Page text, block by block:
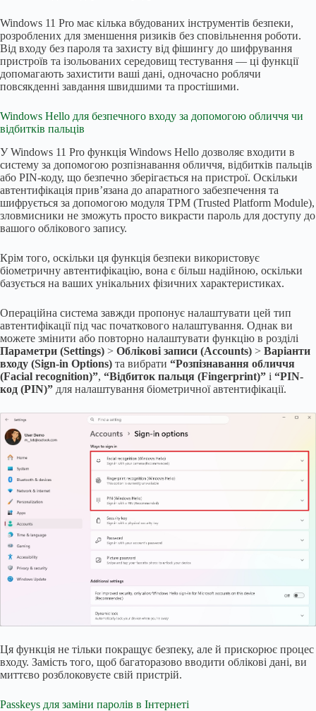
Windows 11 Pro має кілька вбудованих інструментів безпеки,
розроблених для зменшення ризиків без сповільнення роботи.
Від входу без пароля та захисту від фішингу до шифрування
пристроїв та ізольованих середовищ тестування — ці функції
допомагають захистити ваші дані, одночасно роблячи
повсякденні завдання швидшими та простішими.
Windows Hello для безпечного входу за допомогою обличчя чи
відбитків пальців
У Windows 11 Pro функція Windows Hello дозволяє входити в
систему за допомогою розпізнавання обличчя, відбитків пальців
або PIN-коду, що безпечно зберігається на пристрої. Оскільки
автентифікація прив’язана до апаратного забезпечення та
шифрується за допомогою модуля TPM (Trusted Platform Module),
зловмисники не зможуть просто викрасти пароль для доступу до
вашого облікового запису.
Крім того, оскільки ця функція безпеки використовує
біометричну автентифікацію, вона є більш надійною, оскільки
базується на ваших унікальних фізичних характеристиках.
Операційна система завжди пропонує налаштувати цей тип
автентифікації під час початкового налаштування. Однак ви
можете змінити або повторно налаштувати функцію в розділі
Параметри (Settings) > Облікові записи (Accounts) > Варіанти
входу (Sign-in Options) та вибрати “Розпізнавання обличчя
(Facial recognition)”, “Відбиток пальця (Fingerprint)” і “PIN-
код (PIN)” для налаштування біометричної автентифікації.
Ця функція не тільки покращує безпеку, але й прискорює процес
входу. Замість того, щоб багаторазово вводити облікові дані, ви
миттєво розблоковуєте свій пристрій.
Passkeys для заміни паролів в Інтернеті